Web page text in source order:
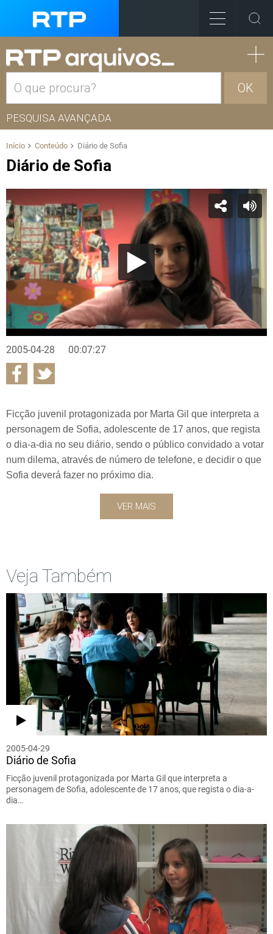
OK
PESQUISA AVANÇADA
Início Conteúdo Diário de Sofia
Diário de Sofia
2005-04-28 00:07:27
Ficção juvenil protagonizada por Marta Gil que interpreta a
personagem de Sofia, adolescente de 17 anos, que regista
o dia-a-dia no seu diário, sendo o público convidado a votar
num dilema, através de número de telefone, e decidir o que
Sofia deverá fazer no próximo dia.
VER MAIS
Veja Também
2005-04-29
Diário de Sofia
Ficção juvenil protagonizada por Marta Gil que interpreta a
personagem de Sofia, adolescente de 17 anos, que regista o dia-a-
dia…